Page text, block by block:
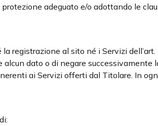
adeguato e/o adottando le
registrazione al sito né i Servizi dell’art.
dato o di negare
ai Servizi offerti dal Titolare. In